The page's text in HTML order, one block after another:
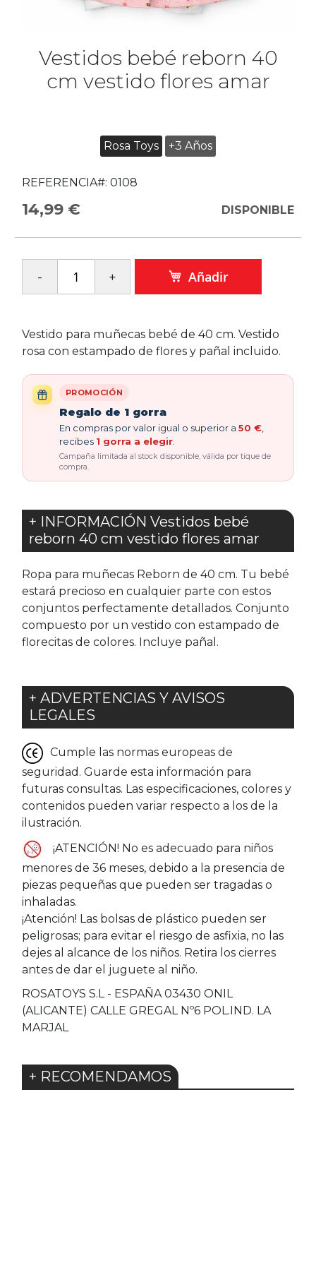
Vestidos bebé reborn 40
cm vestido flores amar
Rosa Toys +3 Años
REFERENCIA#: 0108
14,99 € DISPONIBLE
Añadir
Vestido para muñecas bebé de 40 cm. Vestido
rosa con estampado de flores y pañal incluido.
PROMOCIÓN
Regalo de 1 gorra
En compras por valor igual o superior a 50 €
recibes 1 gorra a elegir
Campaña limitada al stock disponible, válida por tique de
compra.
+ INFORMACIÓN Vestidos bebé
reborn 40 cm vestido flores amar
Ropa para muñecas Reborn de 40 cm. Tu bebé
estará precioso en cualquier parte con estos
conjuntos perfectamente detallados. Conjunto
compuesto por un vestido con estampado de
florecitas de colores. Incluye pañal.
+ ADVERTENCIAS Y AVISOS
LEGALES
Cumple las normas europeas de
seguridad. Guarde esta información para
futuras consultas. Las especificaciones, colores y
contenidos pueden variar respecto a los de la
ilustración.
¡ATENCIÓN! No es adecuado para niños
menores de 36 meses, debido a la presencia de
piezas pequeñas que pueden ser tragadas o
inhaladas.
¡Atención! Las bolsas de plástico pueden ser
peligrosas; para evitar el riesgo de asfixia, no las
dejes al alcance de los niños. Retira los cierres
antes de dar el juguete al niño.
ROSATOYS S.L - ESPAÑA 03430 ONIL
(ALICANTE) CALLE GREGAL Nº6 POL.IND. LA
MARJAL
+ RECOMENDAMOS